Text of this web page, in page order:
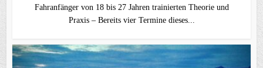
Fahranfänger von 18 bis 27 Jahren trainierten Theorie und
Praxis – Bereits vier Termine dieses...